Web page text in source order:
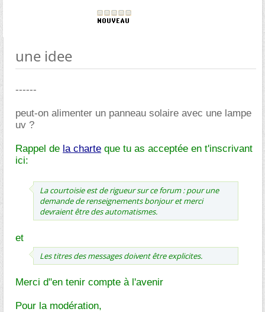
une idee
------
peut-on alimenter un panneau solaire avec une lampe
uv ?
Rappel de la charte que tu as acceptée en t'inscrivant
ici:
La courtoisie est de rigueur sur ce forum : pour une
demande de renseignements bonjour et merci
devraient être des automatismes.
et
Les titres des messages doivent être explicites.
Merci d"en tenir compte à l'avenir
Pour la modération,